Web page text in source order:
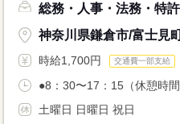
総務・人事・法務・特
神奈川県鎌倉市/富士見
時給1,700円 交通費一部支給
●8：30〜17：15（休憩時
土曜日 日曜日 祝日